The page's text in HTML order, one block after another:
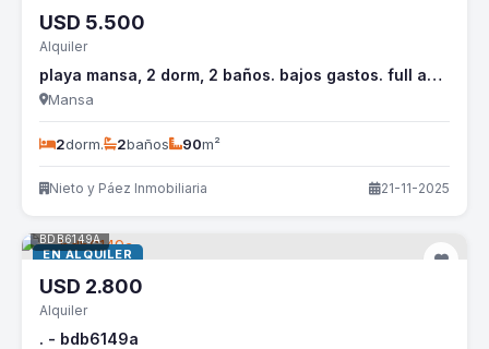
USD 5.500
Alquiler
playa mansa, 2 dorm, 2 baños. bajos gastos. full amenities - nyp633a
Mansa
2dorm. 2baños 90m²
Nieto y Páez Inmobiliaria 21-11-2025
EN ALQUILER
BDB6149A
USD 2.800
Alquiler
. - bdb6149a